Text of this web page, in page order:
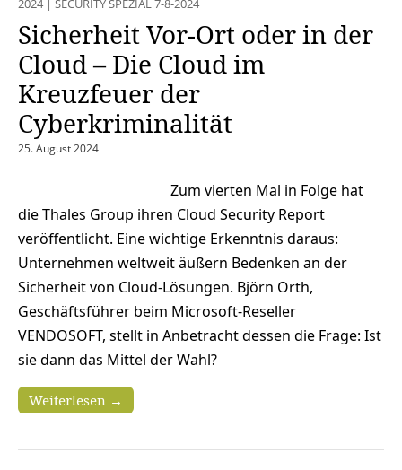
2024| SECURITY SPEZIAL 7-8-2024
Sicherheit Vor-Ort oder in der
Cloud – Die Cloud im
Kreuzfeuer der
Cyberkriminalität
25. August 2024
Zum vierten Mal in Folge hat
die Thales Group ihren Cloud Security Report
veröffentlicht. Eine wichtige Erkenntnis daraus:
Unternehmen weltweit äußern Bedenken an der
Sicherheit von Cloud-Lösungen. Björn Orth,
Geschäftsführer beim Microsoft-Reseller
VENDOSOFT, stellt in Anbetracht dessen die Frage: Ist
sie dann das Mittel der Wahl?
Weiterlesen →